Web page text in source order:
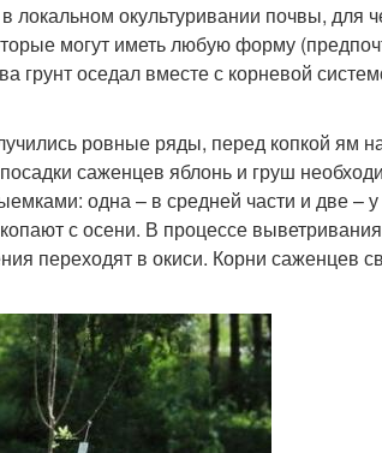
локальном окультуривании почвы, для
могут иметь любую форму
грунт оседал вместе с корневой
ровные ряды, перед копкой ям
саженцев яблонь и груш
одна – в средней части и две – у
с осени. В процессе
переходят в окиси. Корни саженцев